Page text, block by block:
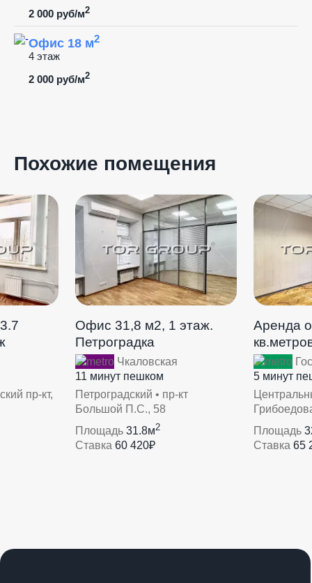
2 000 руб/м2
Офис 18 м2
4 этаж
2 000 руб/м2
Похожие помещения
пр-кт,
Офис 31,8 м2, 1 этаж.
Петроградка
Чкаловская
11 минут пешком
Петроградский • пр-кт
Большой П.С., 58
Площадь 31.8м2
Ставка 60 420₽
Аренда
5 минут
Площадь
Ставка 65